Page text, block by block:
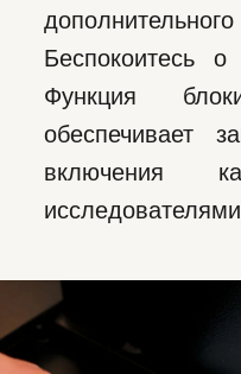
Беспокоитесь о
Функция
обеспечивает
включения